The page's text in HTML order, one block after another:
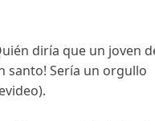
diría que un joven
santo! Sería un orgullo